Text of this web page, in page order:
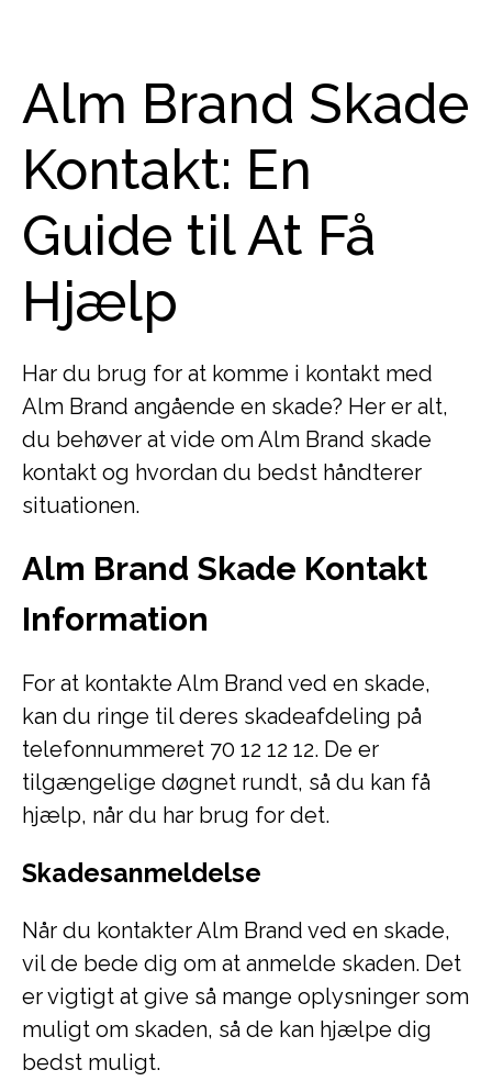
Alm Brand Skade
Kontakt: En
Guide til At Få
Hjælp
Har du brug for at komme i kontakt med
Alm Brand angående en skade? Her er alt,
du behøver at vide om Alm Brand skade
kontakt og hvordan du bedst håndterer
situationen.
Alm Brand Skade Kontakt
Information
For at kontakte Alm Brand ved en skade,
kan du ringe til deres skadeafdeling på
telefonnummeret 70 12 12 12. De er
tilgængelige døgnet rundt, så du kan få
hjælp, når du har brug for det.
Skadesanmeldelse
Når du kontakter Alm Brand ved en skade,
vil de bede dig om at anmelde skaden. Det
er vigtigt at give så mange oplysninger som
muligt om skaden, så de kan hjælpe dig
bedst muligt.